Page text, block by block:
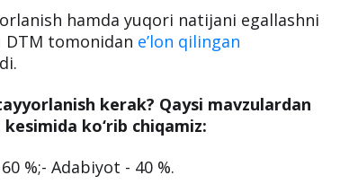
hamda yuqori natijani egallashni
tomonidan e’lon qilingan
kerak? Qaysi mavzulardan
ko‘rib chiqamiz:
%;- Adabiyot - 40 %.